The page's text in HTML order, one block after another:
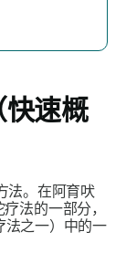
速概
法。在阿育吠
法的一部分，
法之一）中的一